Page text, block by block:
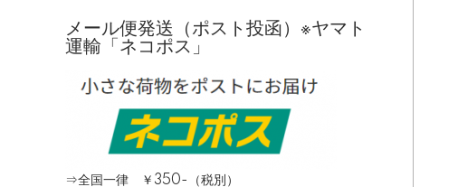
メール便発送（ポスト投函）※ヤマト
運輸「ネコポス」
⇒全国一律 ￥350-（税別）